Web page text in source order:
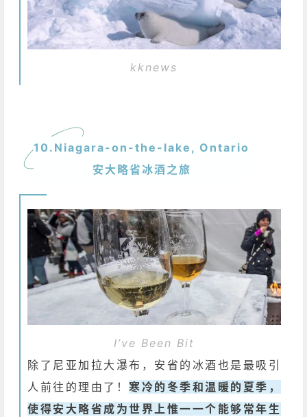
kknews
10.Niagara-on-the-lake, Ontario
安大略省冰酒之旅
I’ve Been Bit
除了尼亚加拉大瀑布，安省的冰酒也是最吸引
人前往的理由了！寒冷的冬季和温暖的夏季，
使得安大略省成为世界上惟一一个能够常年生